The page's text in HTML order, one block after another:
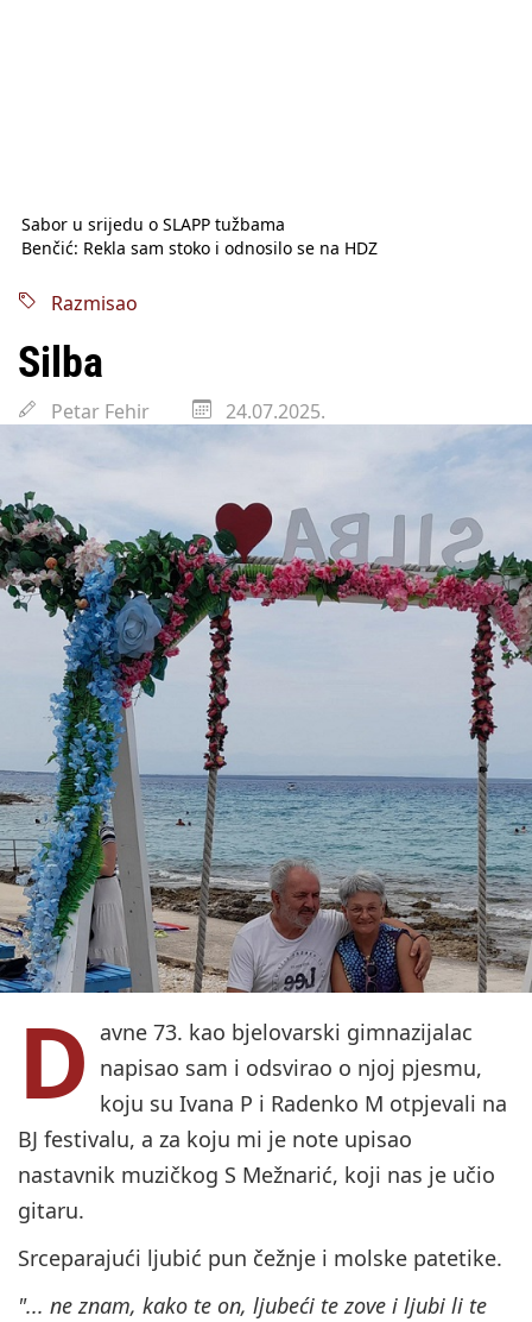
Sabor u srijedu o SLAPP tužbama
Benčić: Rekla sam stoko i odnosilo se na HDZ
godine
najavio za jesen
Državni tajnik Rukavina: Hrvatska ima 3,6 milijuna birača
prepolovljene
Državni inspektorat opozvao Barebells pločicu - soft protein
Razmisao
Silba
Petar Fehir 24.07.2025.
D avne 73. kao bjelovarski gimnazijalac
napisao sam i odsvirao o njoj pjesmu,
koju su Ivana P i Radenko M otpjevali na
BJ festivalu, a za koju mi je note upisao
nastavnik muzičkog S Mežnarić, koji nas je učio
gitaru.
Srceparajući ljubić pun čežnje i molske patetike.
"... ne znam, kako te on, ljubeći te zove i ljubi li te